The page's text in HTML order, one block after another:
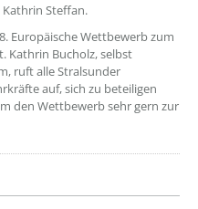
Steffan.
Europäische Wettbewerb zum
Kathrin Bucholz, selbst
ruft alle Stralsunder
auf, sich zu beteiligen
den Wettbewerb sehr gern zur